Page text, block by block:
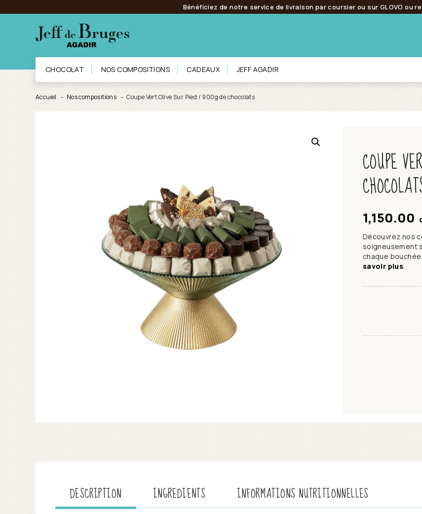
Bénéficiez de notre service de livraison par coursier ou sur GLOVO ou
CHOCOLAT NOS COMPOSITIONS CADEAUX JEFF AGADIR
Accueil Nos compositions Coupe Vert Olive Sur Pied / 900g de chocolats
COUPE
1,150.00
Découvrez nos
soigneusement
chaque
savoir plus
DESCRIPTION INGREDIENTS INFORMATIONS NUTRITIONNELLES